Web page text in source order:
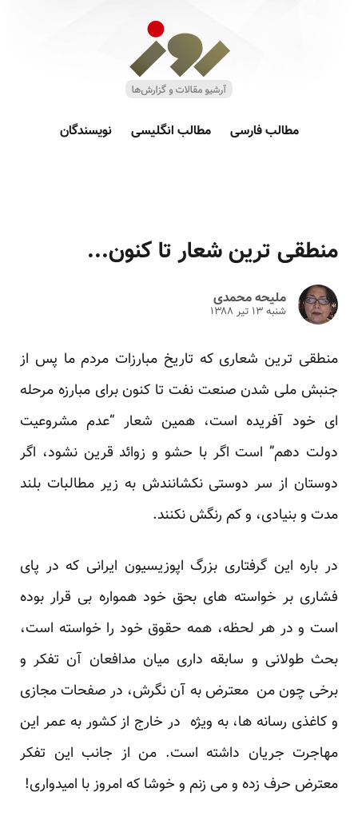
مطالب فارسی مطالب انگلیسی نویسندگان
منطقی ترین شعار تا کنون...
ملیحه محمدی
شنبه ۱۳ تير ۱۳۸۸
منطقی ترین شعاری که تاریخ مبارزات مردم ما پس از
جنبش ملی شدن صنعت نفت تا کنون برای مبارزه مرحله
ای خود آفریده است، همین شعار “عدم مشروعیت
دولت دهم” است اگر با حشو و زوائد قرین نشود، اگر
دوستان از سر دوستی نکشانندش به زیر مطالبات بلند
مدت و بنیادی، و کم رنگش نکنند.
در باره این گرفتاری بزرگ اپوزیسیون ایرانی که در پای
فشاری بر خواسته های بحق خود همواره بی قرار بوده
است و در هر لحظه، همه حقوق خود را خواسته است،
بحث طولانی و سابقه داری میان مدافعان آن تفکر و
برخی چون من معترض به آن نگرش، در صفحات مجازی
و کاغذی رسانه ها، به ویژه در خارج از کشور به عمر این
مهاجرت جریان داشته است. من از جانب این تفکر
معترض حرف زده و می زنم و خوشا که امروز با امیدواری!